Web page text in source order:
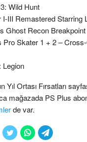
Wild Hunt
I-III Remastered Starring
Ghost Recon Breakpoint
Pro Skater 1 + 2 –
Legion
Yıl Ortası Fırsatları
mağazada PS Plus
de var.